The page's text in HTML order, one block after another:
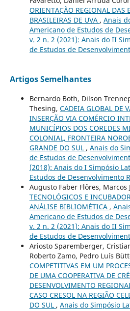
ORIENTAÇÃO REGIONAL DAS
BRASILEIRAS DE UVA , Anais
Americano de Estudos de
v. 2 n. 2 (2021): Anais do II
de Estudos de
Artigos Semelhantes
Bernardo Both, Dilson
Thesing, CADEIA GLOBAL DE
INSERÇÃO VIA COMÉRCIO
MUNICÍPIOS DOS COREDES
COLONIAL, FRONTEIRA
GRANDE DO SUL , Anais do
de Estudos de
(2018): Anais do I Simpósio
Estudos de Desenvolvimento
Augusto Faber Flôres,
TECNOLÓGICOS E
ANÁLISE BIBLIOMÉTICA ,
Americano de Estudos de
v. 2 n. 2 (2021): Anais do II
de Estudos de
Ariosto Sparemberger,
Roberto Zamo, Pedro Luís
COMPETITIVAS EM UM
DE UMA COOPERATIVA DE
DESENVOLVIMENTO
CASO CRESOL NA REGIÃO
DO SUL , Anais do Simpósio